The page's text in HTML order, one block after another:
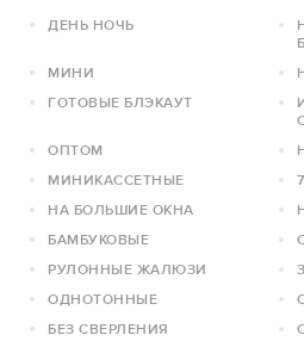
ДЕНЬ НОЧЬ
МИНИ
ГОТОВЫЕ БЛЭКАУТ
ОПТОМ
МИНИКАССЕТНЫЕ
НА БОЛЬШИЕ ОКНА
БАМБУКОВЫЕ
РУЛОННЫЕ ЖАЛЮЗИ
ОДНОТОННЫЕ
БЕЗ СВЕРЛЕНИЯ